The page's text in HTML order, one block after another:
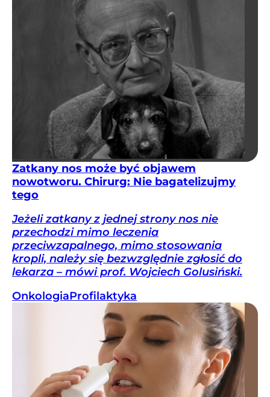
Zatkany nos może być objawem
nowotworu. Chirurg: Nie bagatelizujmy
tego
Jeżeli zatkany z jednej strony nos nie
przechodzi mimo leczenia
przeciwzapalnego, mimo stosowania
kropli, należy się bezwzględnie zgłosić do
lekarza – mówi prof. Wojciech Golusiński.
OnkologiaProfilaktyka